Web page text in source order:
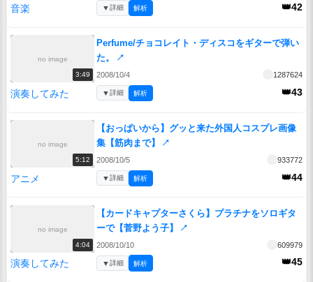
音楽 👑42
▼詳細 解析
no image
3:49
Perfume/チョコレイト・ディスコをギターで弾い
た。
↗
2008/10/4 1287624
演奏してみた 👑43
▼詳細 解析
no image
5:12
【おっぱいから】グッと来た外国人コスプレ画像
集【筋肉まで】
↗
2008/10/5 933772
アニメ 👑44
▼詳細 解析
no image
4:04
【カードキャプターさくら】プラチナをソロギタ
ーで【菅野よう子】
↗
2008/10/10 609979
演奏してみた 👑45
▼詳細 解析